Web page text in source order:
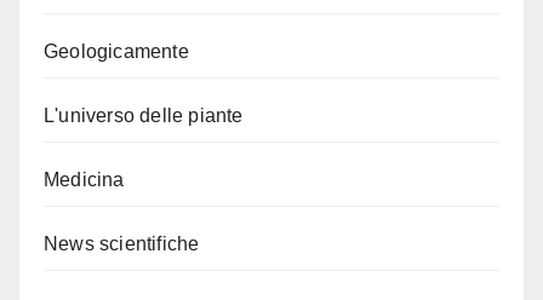
Geologicamente
L'universo delle piante
Medicina
News scientifiche